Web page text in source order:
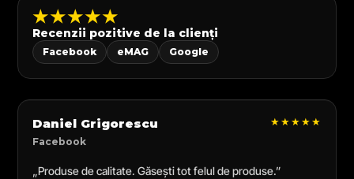
★★★★★
Recenzii pozitive de la clienți
Facebook eMAG Google
Daniel Grigorescu
Facebook
★★★★★
„Produse de calitate. Găsești tot felul de produse.”